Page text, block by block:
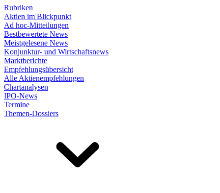
Rubriken
Aktien im Blickpunkt
Ad hoc-Mitteilungen
Bestbewertete News
Meistgelesene News
Konjunktur- und Wirtschaftsnews
Marktberichte
Empfehlungsübersicht
Alle Aktienempfehlungen
Chartanalysen
IPO-News
Termine
Themen-Dossiers